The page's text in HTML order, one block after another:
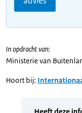
In opdracht van:
Ministerie van
Hoort bij: